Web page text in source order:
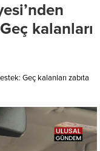
kalanları
Geç kalanları zabıta